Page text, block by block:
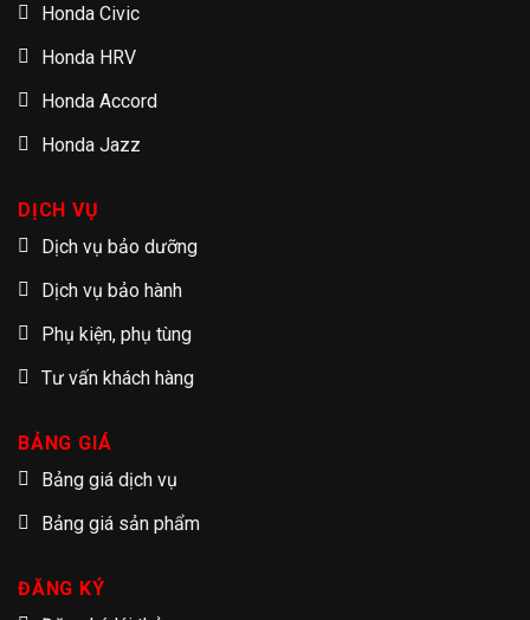
Honda Civic
Honda HRV
Honda Accord
Honda Jazz
DỊCH VỤ
Dịch vụ bảo dưỡng
Dịch vụ bảo hành
Phụ kiện, phụ tùng
Tư vấn khách hàng
BẢNG GIÁ
Bảng giá dịch vụ
Bảng giá sản phẩm
ĐĂNG KÝ